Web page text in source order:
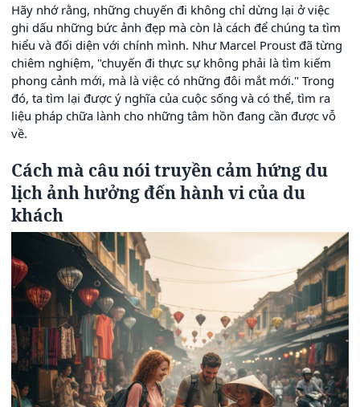
Hãy nhớ rằng, những chuyến đi không chỉ dừng lại ở việc
ghi dấu những bức ảnh đẹp mà còn là cách để chúng ta tìm
hiểu và đối diện với chính mình. Như Marcel Proust đã từng
chiêm nghiệm, "chuyến đi thực sự không phải là tìm kiếm
phong cảnh mới, mà là việc có những đôi mắt mới." Trong
đó, ta tìm lại được ý nghĩa của cuộc sống và có thể, tìm ra
liệu pháp chữa lành cho những tâm hồn đang cần được vỗ
về.
Cách mà câu nói truyền cảm hứng du
lịch ảnh hưởng đến hành vi của du
khách